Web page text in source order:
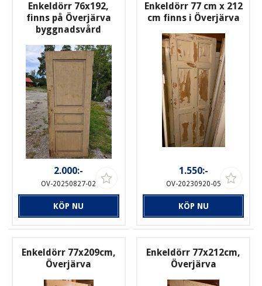
Enkeldörr 76x192,
finns på Överjärva
byggnadsvård
2.000:-
OV-20250827-02
KÖP NU
Enkeldörr 77 cm x 212
cm finns i Överjärva
1.550:-
OV-20230920-05
KÖP NU
Enkeldörr 77x209cm,
Överjärva
Enkeldörr 77x212cm,
Överjärva